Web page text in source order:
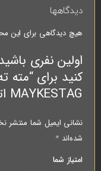
دیدگاهها
هیچ دیدگاهی برای این
اولین نفری
MAYKESTAG اتریش”
نشانی ایمیل شما منتشر
شده‌اند*
امتیاز شما